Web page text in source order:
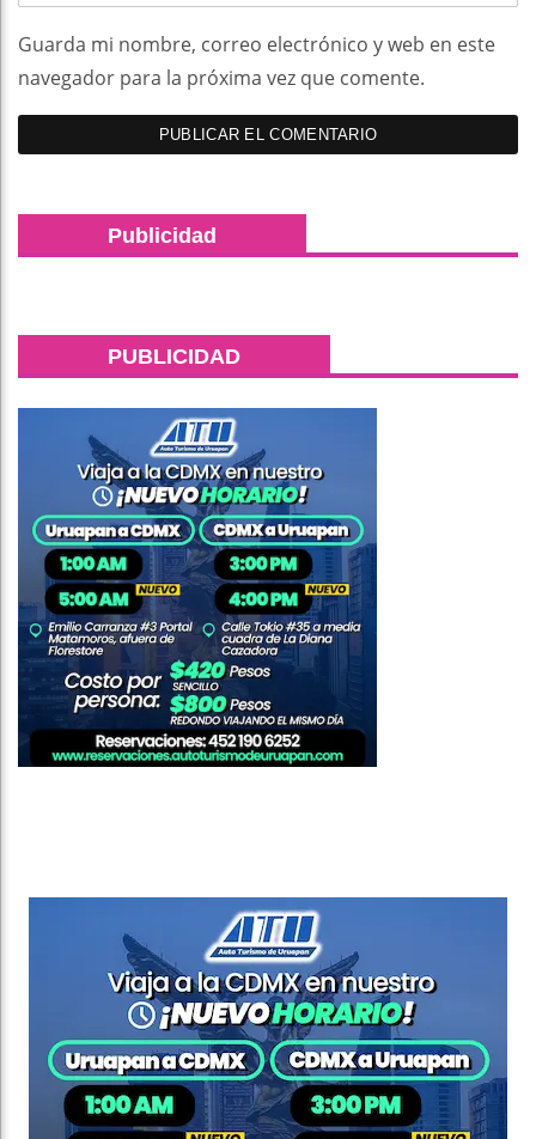
Guarda mi nombre, correo electrónico y web en este
navegador para la próxima vez que comente.
Publicidad
PUBLICIDAD